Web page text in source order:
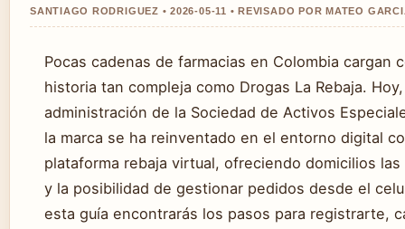
SANTIAGO RODRIGUEZ • 2026-05-11 • REVISADO POR MATEO
Pocas cadenas de farmacias en Colombia cargan
historia tan compleja como Drogas La Rebaja.
administración de la Sociedad de Activos
la marca se ha reinventado en el entorno digital
plataforma rebaja virtual, ofreciendo domicilios las
y la posibilidad de gestionar pedidos desde el
esta guía encontrarás los pasos para registrarte,